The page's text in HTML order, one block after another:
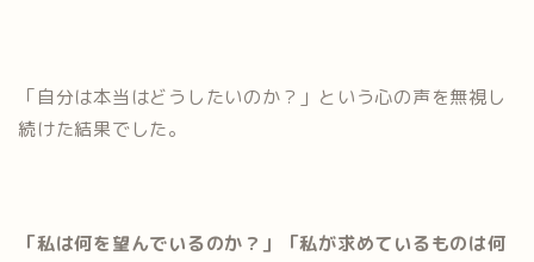
「自分は本当はどうしたいのか？」という心の声を無視し
続けた結果でした。
「私は何を望んでいるのか？」「私が求めているものは何